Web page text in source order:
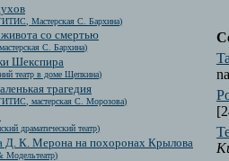
Мастерская С. Бархина)
со смертью
С. Бархина)
Шекспира
театр в доме Щепкина)
трагедия
мастерская С. Морозова)
драматический театр)
Д. К. Мерона на похоронах Крылова
Модельтеатр)